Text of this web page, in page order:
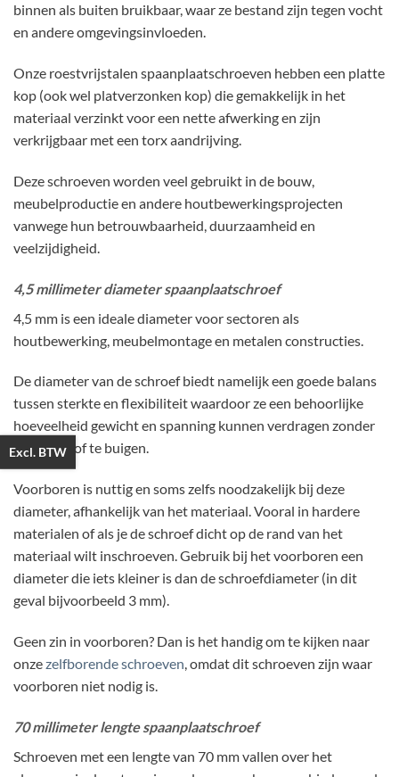
binnen als buiten bruikbaar, waar ze bestand zijn tegen vocht
en andere omgevingsinvloeden.
Onze roestvrijstalen spaanplaatschroeven hebben een platte
kop (ook wel platverzonken kop) die gemakkelijk in het
materiaal verzinkt voor een nette afwerking en zijn
verkrijgbaar met een torx aandrijving.
Deze schroeven worden veel gebruikt in de bouw,
meubelproductie en andere houtbewerkingsprojecten
vanwege hun betrouwbaarheid, duurzaamheid en
veelzijdigheid.
4,5 millimeter diameter spaanplaatschroef
4,5 mm is een ideale diameter voor sectoren als
houtbewerking, meubelmontage en metalen constructies.
De diameter van de schroef biedt namelijk een goede balans
tussen sterkte en flexibiliteit waardoor ze een behoorlijke
hoeveelheid gewicht en spanning kunnen verdragen zonder
te breken of te buigen.
Voorboren is nuttig en soms zelfs noodzakelijk bij deze
diameter, afhankelijk van het materiaal. Vooral in hardere
materialen of als je de schroef dicht op de rand van het
materiaal wilt inschroeven. Gebruik bij het voorboren een
diameter die iets kleiner is dan de schroefdiameter (in dit
geval bijvoorbeeld 3 mm).
Geen zin in voorboren? Dan is het handig om te kijken naar
onzezelfborende schroeven, omdat dit schroeven zijn waar
voorboren niet nodig is.
70 millimeter lengte spaanplaatschroef
Schroeven met een lengte van 70 mm vallen over het
Excl. BTW